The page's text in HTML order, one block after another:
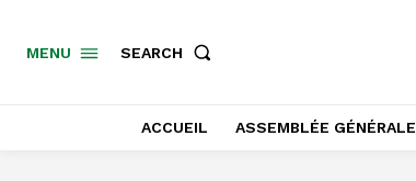
MENU SEARCH
ACCUEIL ASSEMBLÉE GÉNÉRALE